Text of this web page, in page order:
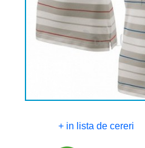
+ in lista de cereri